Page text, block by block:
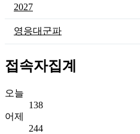
2027
영응대군파
접속자집계
오늘
138
어제
244